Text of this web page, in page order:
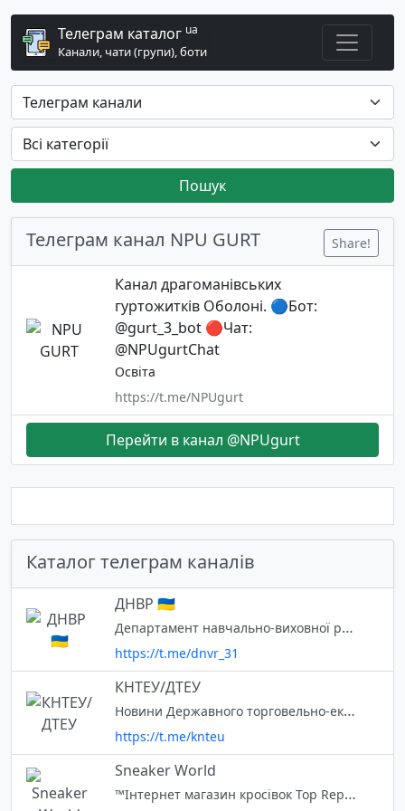
Телеграм каталог ua
Канали, чати (групи), боти
Пошук
Телеграм канал NPU GURT Share!
Канал драгоманівських
гуртожитків Оболоні. 🔵Бот:
@gurt_3_bot 🔴Чат:
@NPUgurtChat
Освіта
https://t.me/NPUgurt
Перейти в канал @NPUgurt
Каталог телеграм каналів
ДНВР 🇺🇦
Департамент навчально-виховної роботи КПІ ім. Ігоря Сікорського Канал для студентів про: - навчання, поселення - STEAM, івенти - стипендії - волонтерство - мобільність - працевлаштування. Сайт dnvr.kpi.ua Зворотній зв'язок
https://t.me/dnvr_31
КНТЕУ/ДТЕУ
Новини Державного торговельно-економічного університету
https://t.me/knteu
Sneaker World
™️Інтернет магазин кросівок Top Replica (1 в 1 до оригіналу) ™️Передоплата 150 грн ™️Відмінна якість за вигідну ціну ™️Відправка Нова Пошта🇺🇦